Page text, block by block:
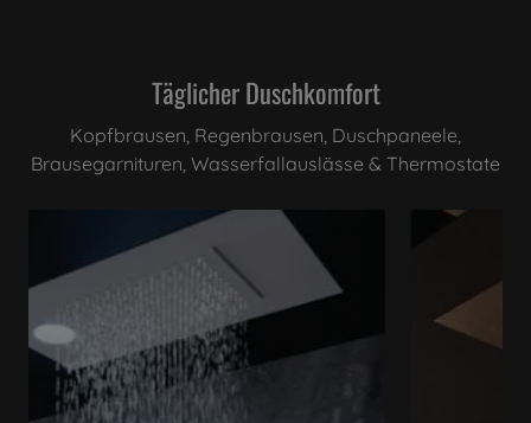
Täglicher Duschkomfort
Kopfbrausen, Regenbrausen, Duschpaneele,
Brausegarnituren, Wasserfallauslässe & Thermostate